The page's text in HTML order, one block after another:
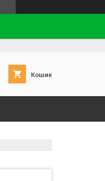
Кошик